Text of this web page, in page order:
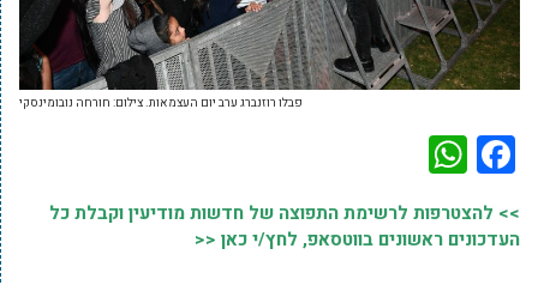
פבלו רוזנברג ערב יום העצמאות. צילום: חורחה נובומינסקי
Facebook
>> להצטרפות לרשימת התפוצה של חדשות מודיעין וקבלת כל
העדכונים ראשונים בווטסאפ, לחץ/י כאן <<